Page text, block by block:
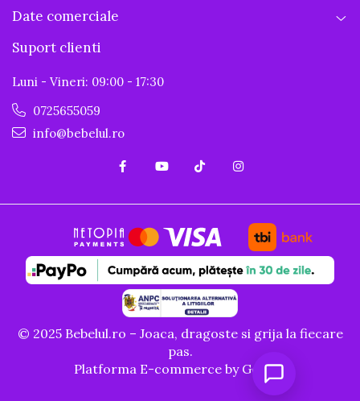
Date comerciale
Suport clienti
Luni - Vineri: 09:00 - 17:30
0725655059
info@bebelul.ro
© 2025 Bebelul.ro – Joaca, dragoste si grija la fiecare
pas.
Platforma E-commerce by Gomag